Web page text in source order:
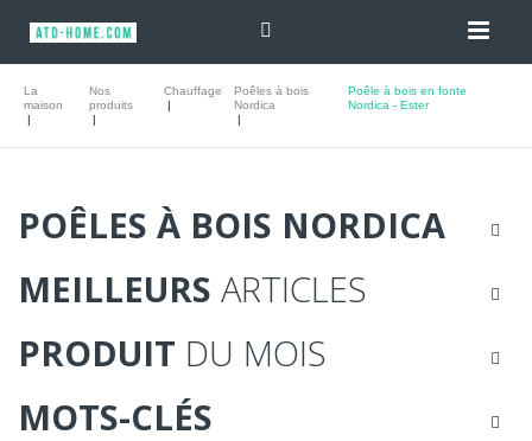
La
maison
Nos
produits
Chauffage
Poêles à bois
Nordica
Poêle à bois en fonte
Nordica - Ester
POÊLES À BOIS NORDICA
MEILLEURS ARTICLES
PRODUIT DU MOIS
MOTS-CLÉS